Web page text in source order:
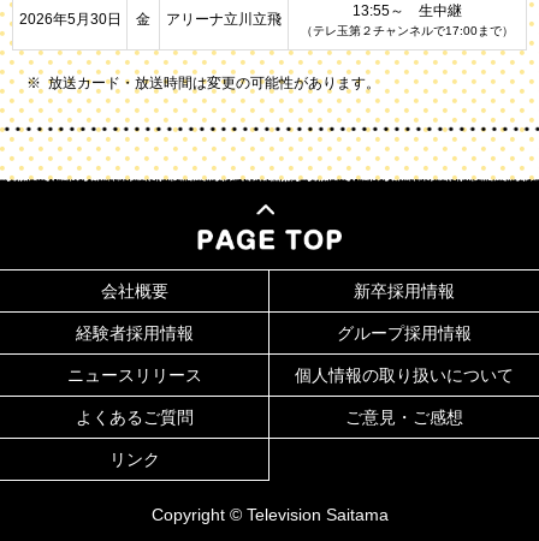
2026年5月30日 金 アリーナ立川立飛 13:55～ 生中継
（テレ玉第２チャンネルで17:00まで）
放送カード・放送時間は変更の可能性があります。
会社概要 新卒採用情報
経験者採用情報 グループ採用情報
ニュースリリース 個人情報の取り扱いについて
よくあるご質問 ご意見・ご感想
リンク
Copyright © Television Saitama